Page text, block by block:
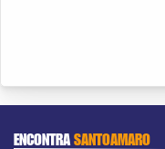
ENCONTRASANTOAMARO